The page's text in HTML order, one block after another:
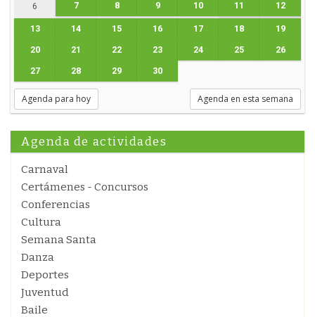
6 7 8 9 10 11 12
13 14 15 16 17 18 19
20 21 22 23 24 25 26
27 28 29 30
Agenda para hoy Agenda en esta semana
Agenda de actividades
Carnaval
Certámenes - Concursos
Conferencias
Cultura
Semana Santa
Danza
Deportes
Juventud
Baile